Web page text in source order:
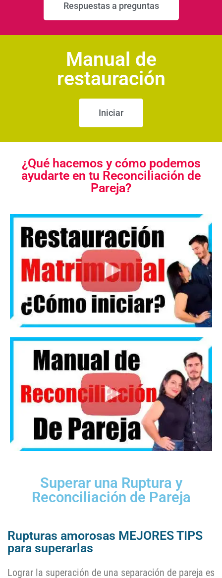
Respuestas a preguntas
Manual de
restauración
Iniciar
¿Qué hacemos y cómo podemos
ayudarte en tu Reconciliación de
Pareja?
Superar una Ruptura y
Reconciliación de Pareja
Rupturas amorosas MEJORES TIPS
para superarlas
Lograr la superación de una separación de pareja es